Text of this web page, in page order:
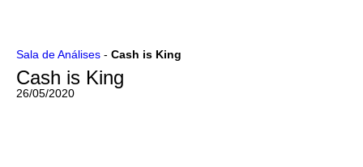
Ir
o
conteúdo
Sala de Análises - Cash is King
Cash is King
26/05/2020